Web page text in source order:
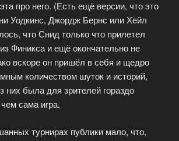
про него. (Есть ещё версии, что это
Уодкинс, Джордж Бернс или Хейл
что Снид только что прилетел
Финикса и ещё окончательно не
вскоре он пришёл в себя и щедро
количеством шуток и историй,
них была для зрителей гораздо
сама игра.
турнирах публики мало, что,